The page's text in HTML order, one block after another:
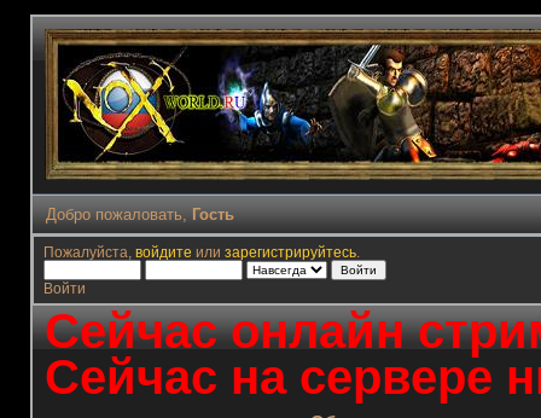
Добро пожаловать, Гость
Пожалуйста, войдите или зарегистрируйтесь.
Войти
Сейчас онлайн
Сейчас на сервере